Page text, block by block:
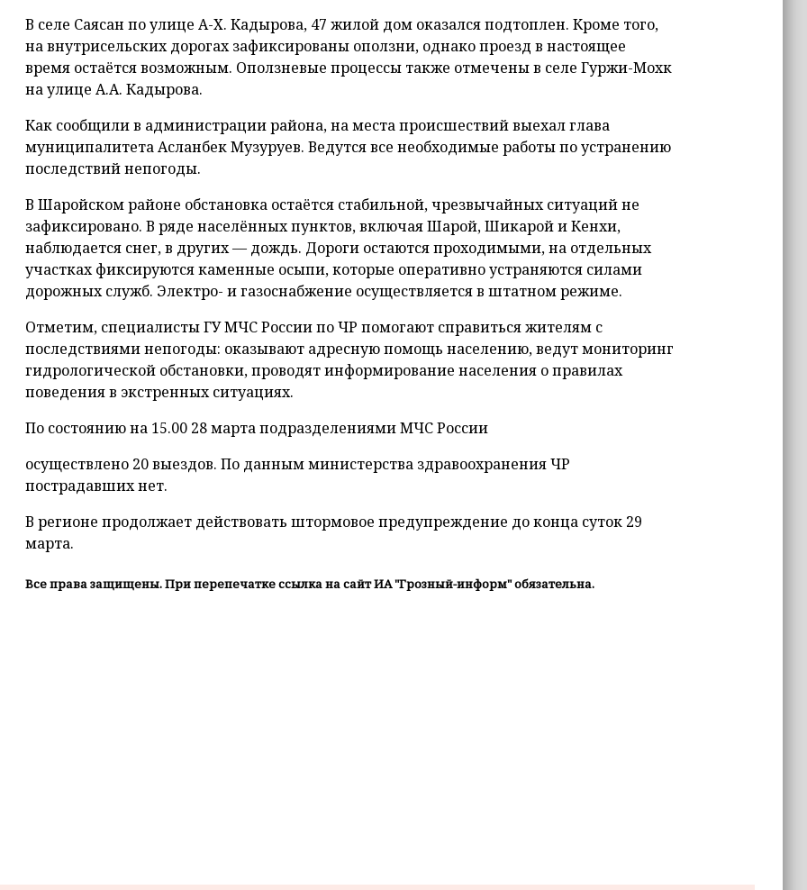
В селе Саясан по улице А-Х. Кадырова, 47 жилой дом оказался подтоплен. Кроме того,
на внутрисельских дорогах зафиксированы оползни, однако проезд в настоящее
время остаётся возможным. Оползневые процессы также отмечены в селе Гуржи-Мохк
на улице А.А. Кадырова.
Как сообщили в администрации района, на места происшествий выехал глава
муниципалитета Асланбек Музуруев. Ведутся все необходимые работы по устранению
последствий непогоды.
В Шаройском районе обстановка остаётся стабильной, чрезвычайных ситуаций не
зафиксировано. В ряде населённых пунктов, включая Шарой, Шикарой и Кенхи,
наблюдается снег, в других — дождь. Дороги остаются проходимыми, на отдельных
участках фиксируются каменные осыпи, которые оперативно устраняются силами
дорожных служб. Электро- и газоснабжение осуществляется в штатном режиме.
Отметим, специалисты ГУ МЧС России по ЧР помогают справиться жителям с
последствиями непогоды: оказывают адресную помощь населению, ведут мониторинг
гидрологической обстановки, проводят информирование населения о правилах
поведения в экстренных ситуациях.
По состоянию на 15.00 28 марта подразделениями МЧС России
осуществлено 20 выездов. По данным министерства здравоохранения ЧР
пострадавших нет.
В регионе продолжает действовать штормовое предупреждение до конца суток 29
марта.
Все права защищены. При перепечатке ссылка на сайт ИА "Грозный-информ" обязательна.